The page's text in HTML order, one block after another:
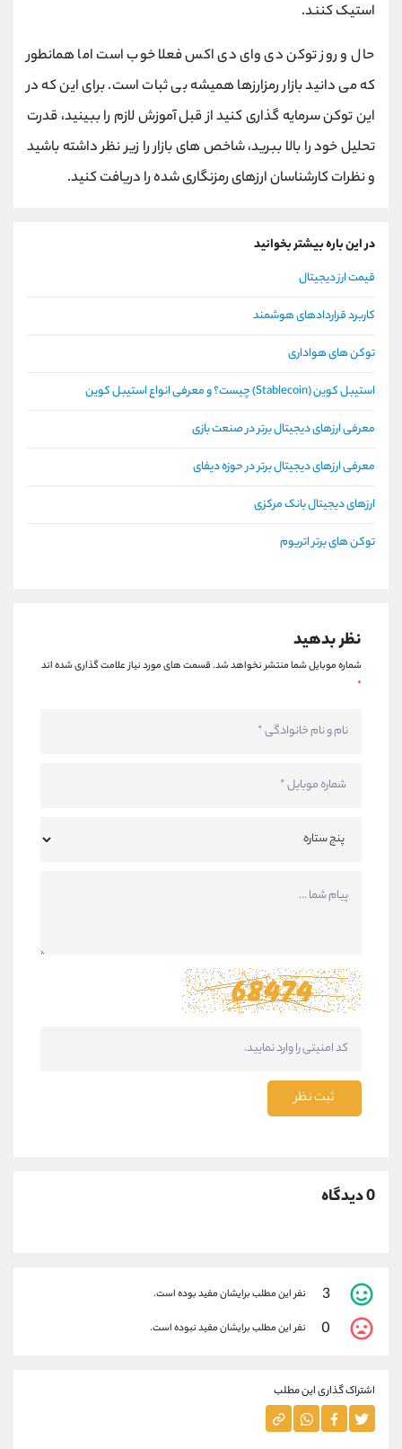
استیک کنند.
حال و روز توکن دی وای دی اکس فعلا خوب است اما همانطور
که می دانید بازار رمزارزها همیشه بی ثبات است. برای این که در
این توکن سرمایه گذاری کنید از قبل آموزش لازم را ببینید، قدرت
تحلیل خود را بالا ببرید، شاخص های بازار را زیر نظر داشته باشید
و نظرات کارشناسان ارزهای رمزنگاری شده را دریافت کنید.
در این باره بیشتر بخوانید
قیمت ارز دیجیتال
کاربرد قراردادهای هوشمند
توکن های هواداری
استیبل کوین (Stablecoin) چیست؟ و معرفی انواع استیبل کوین
معرفی ارزهای دیجیتال برتر در صنعت بازی
معرفی ارزهای دیجیتال برتر در حوزه دیفای
ارزهای دیجیتال بانک مرکزی
توکن های برتر اتریوم
نظر بدهید
شماره موبایل شما منتشر نخواهد شد.قسمت های مورد نیاز علامت گذاری شده اند
*
ثبت نظر
0 دیدگاه
3 نفر این مطلب برایشان مفید بوده است.
0 نفر این مطلب برایشان مفید نبوده است.
اشتراک گذاری این مطلب